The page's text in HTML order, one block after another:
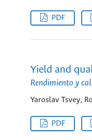
PDF
Yield and
Rendimiento y
Yaroslav Tsvey,
PDF